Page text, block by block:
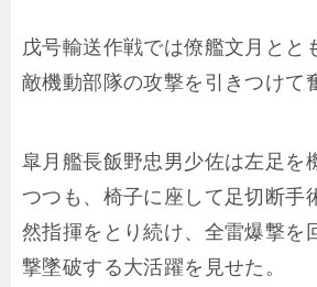
戊号輸送作戦では僚艦文月とと
敵機動部隊の攻撃を引きつけて
皐月艦長飯野忠男少佐は左足を
つつも、椅子に座して足切断手
然指揮をとり続け、全雷爆撃を
撃墜破する大活躍を見せた。